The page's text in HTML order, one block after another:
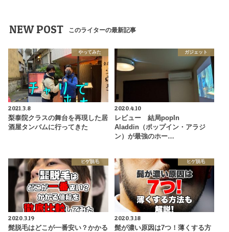
NEW POST このライターの最新記事
やってみた
2021.3.8
梨泰院クラスの舞台を再現した居
酒屋タンバムに行ってきた
ガジェット
2020.4.10
レビュー 結局popIn
Aladdin（ポップイン・アラジ
ン）が最強のホー…
ヒゲ脱毛
2020.3.19
髭脱毛はどこが一番安い？かかる
ヒゲ脱毛
2020.3.18
髭が濃い原因は7つ！薄くする方